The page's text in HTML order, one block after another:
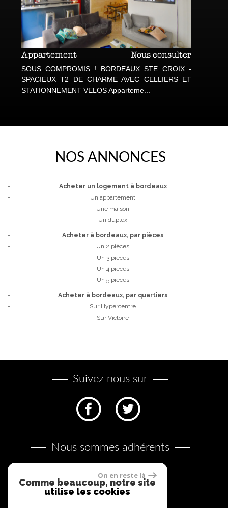
Appartement Nous consulter
SOUS COMPROMIS ! BORDEAUX STE CROIX -
SPACIEUX T2 DE CHARME AVEC CELLIERS ET
STATIONNEMENT VELOS Apparteme...
NOS ANNONCES
+
Acheter un logement à bordeaux
+
Un appartement
+
Une maison
+
Un duplex
+
Acheter à bordeaux, par pièces
+
Un 2 pièces
+
Un 3 pièces
+
Un 4 pièces
+
Un 5 pièces
+
Acheter à bordeaux, par quartiers
+
sur Hypercentre
+
sur Victoire
Suivez nous sur
Nous sommes adhérents
On en reste là
Comme beaucoup, notre site
utilise les cookies